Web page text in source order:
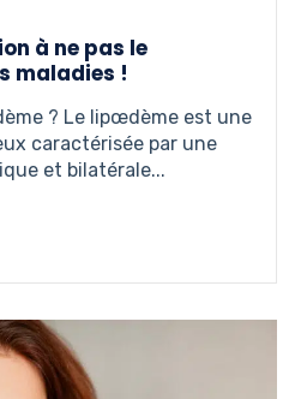
à ne pas le
maladies !
? Le lipœdème est une
caractérisée par une
et bilatérale...